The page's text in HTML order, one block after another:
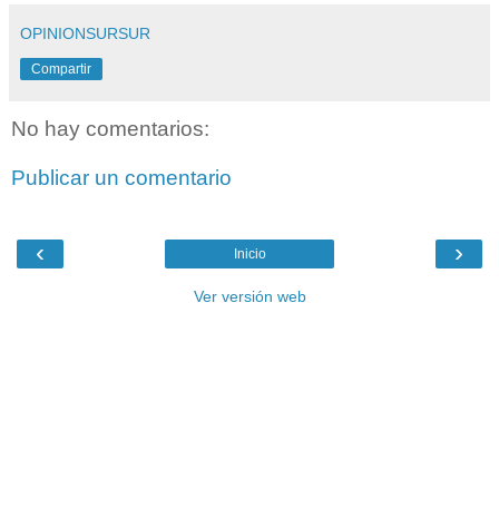
OPINIONSURSUR
Compartir
No hay comentarios:
Publicar un comentario
‹ ›
Inicio
Ver versión web